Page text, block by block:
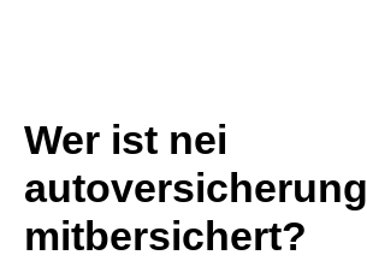
Wer ist nei
autoversicherung
mitbersichert?